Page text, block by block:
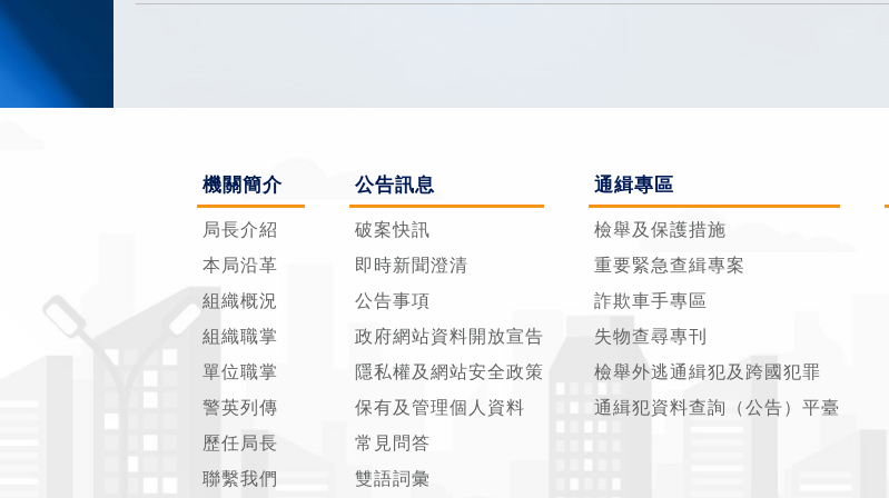
機關簡介
局長介紹
本局沿革
組織概況
組織職掌
單位職掌
警英列傳
歷任局長
聯繫我們
公告訊息
破案快訊
即時新聞澄清
公告事項
政府網站資料開放宣告
隱私權及網站安全政策
保有及管理個人資料
常見問答
雙語詞彙
通緝專區
檢舉及保護措施
重要緊急查緝專案
詐欺車手專區
失物查尋專刊
檢舉外逃通緝犯及跨國犯罪
通緝犯資料查詢（公告）平臺